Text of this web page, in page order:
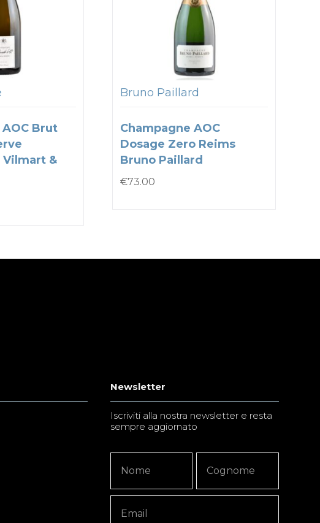
Brut
Vilmart &
Bruno Paillard
Champagne AOC
Dosage Zero Reims
Bruno Paillard
€73.00
Newsletter
Iscriviti alla nostra newsletter e resta
sempre aggiornato
Signup
Copy